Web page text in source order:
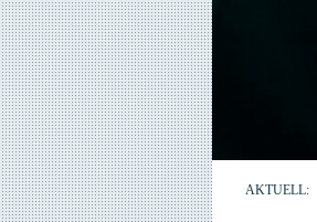
AKTUELL: